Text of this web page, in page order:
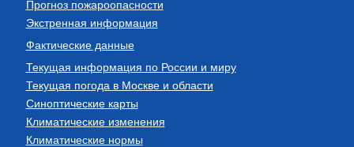
Прогноз пожароопасности
Экстренная информация
Фактические данные
Текущая информация по России и миру
Текущая погода в Москве и области
Синоптические карты
Климатические изменения
Климатические нормы